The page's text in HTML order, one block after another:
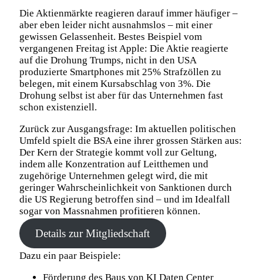
Die Aktienmärkte reagieren darauf immer häufiger –
aber eben leider nicht ausnahmslos – mit einer
gewissen Gelassenheit. Bestes Beispiel vom
vergangenen Freitag ist Apple: Die Aktie reagierte
auf die Drohung Trumps, nicht in den USA
produzierte Smartphones mit 25% Strafzöllen zu
belegen, mit einem Kursabschlag von 3%. Die
Drohung selbst ist aber für das Unternehmen fast
schon existenziell.
Zurück zur Ausgangsfrage: Im aktuellen politischen
Umfeld spielt die BSA eine ihrer grossen Stärken aus:
Der Kern der Strategie kommt voll zur Geltung,
indem alle Konzentration auf Leitthemen und
zugehörige Unternehmen gelegt wird, die mit
geringer Wahrscheinlichkeit von Sanktionen durch
die US Regierung betroffen sind – und im Idealfall
sogar von Massnahmen profitieren können.
Details zur Mitgliedschaft
Dazu ein paar Beispiele:
Förderung des Baus von KI Daten Center